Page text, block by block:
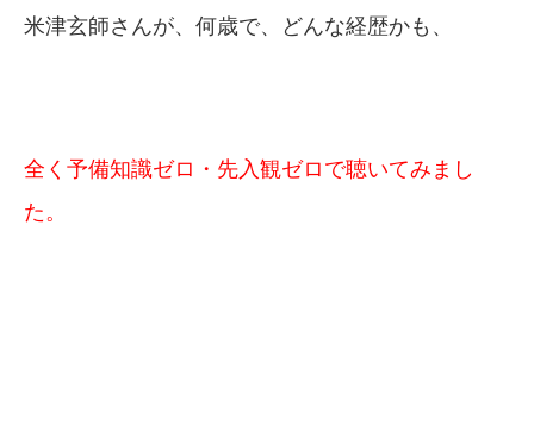
米津玄師さんが、何歳で、どんな経歴かも、
全く予備知識ゼロ・先入観ゼロで聴いてみまし
た。